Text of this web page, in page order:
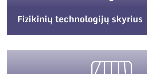
Fizikinių technologijų skyrius